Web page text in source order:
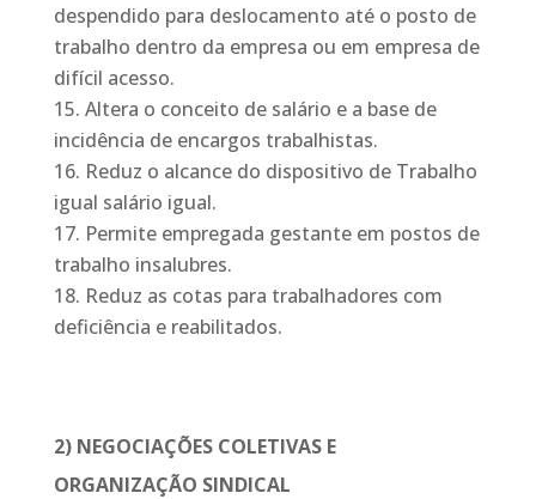
despendido para deslocamento até o posto de
trabalho dentro da empresa ou em empresa de
difícil acesso.
Altera o conceito de salário e a base de
incidência de encargos trabalhistas.
Reduz o alcance do dispositivo de Trabalho
igual salário igual.
Permite empregada gestante em postos de
trabalho insalubres.
Reduz as cotas para trabalhadores com
deficiência e reabilitados.
2) NEGOCIAÇÕES COLETIVAS E
ORGANIZAÇÃO SINDICAL